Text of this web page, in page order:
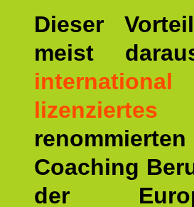
Dieser
meist
international
lizenziertes
Coaching
der